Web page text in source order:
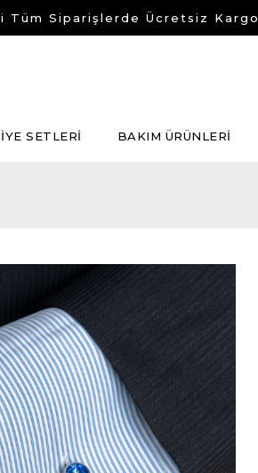
Tüm Siparişlerde Ücretsiz Kargo
SETLERİ BAKIM ÜRÜNLERİ